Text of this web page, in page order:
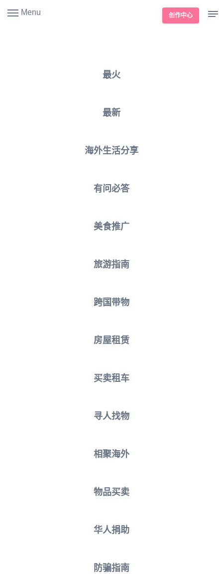
Menu 创作中心
最火
最新
海外生活分享
有问必答
美食推广
旅游指南
跨国带物
房屋租赁
买卖租车
寻人找物
相聚海外
物品买卖
华人捐助
防骗指南